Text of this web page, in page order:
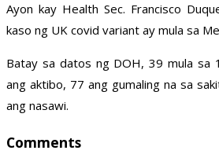
Ayon kay Health Sec. Francisco
kaso ng UK covid variant ay mula sa
Batay sa datos ng DOH, 39 mula sa
ang aktibo, 77 ang gumaling na sa
ang nasawi.
Comments